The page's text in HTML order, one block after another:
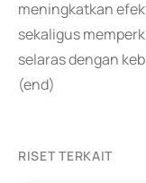
meningkatkan
sekaligus
selaras dengan
(end)
RISET TERKAIT